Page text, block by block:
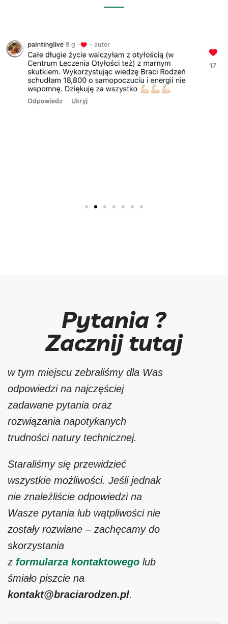
Pytania ?
Zacznij tutaj
w tym miejscu zebraliśmy dla Was
odpowiedzi na najczęściej
zadawane pytania oraz
rozwiązania napotykanych
trudności natury technicznej.
Staraliśmy się przewidzieć
wszystkie możliwości. Jeśli jednak
nie znaleźliście odpowiedzi na
Wasze pytania lub wątpliwości nie
zostały rozwiane – zachęcamy do
skorzystania
z formularza kontaktowego lub
śmiało piszcie na
kontakt@braciarodzen.pl.